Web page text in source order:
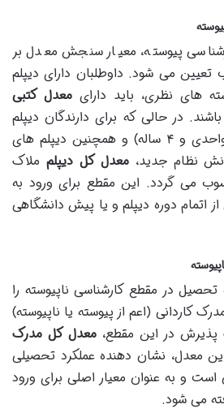
پیوسته، معیار سنجش معدل بر
می شود. داوطلبان دارای دیپلم
معدل کتبی
در حالی که برای دارندگان دیپلم
های نظام قدیم (سالی/واحدی و ۴ ساله) و همچنین دیپلم های
نظام جدید،معدل کل دیپلم ملاک
می گردد. این مقطع برای ورود به
اتمام دوره دیپلم و یا پیش دانشگاهی
تحصیل در مقطع کارشناسی ناپیوسته را
کاردانی (اعم از پیوسته یا ناپیوسته)
پذیرش در این مقطع، معدل کل مدرک
معدل، نشان دهنده عملکرد تحصیلی
است و به عنوان معیار اصلی برای ورود
می شود.